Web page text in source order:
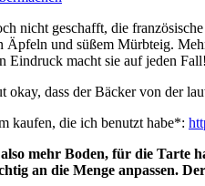
nicht geschafft, die
Äpfeln und süßem Mürbteig.
Eindruck macht sie auf jeden Fall!
okay, dass der Bäcker von der
kaufen, die ich benutzt habe*:
mehr Boden, für die Tarte
an die Menge anpassen.